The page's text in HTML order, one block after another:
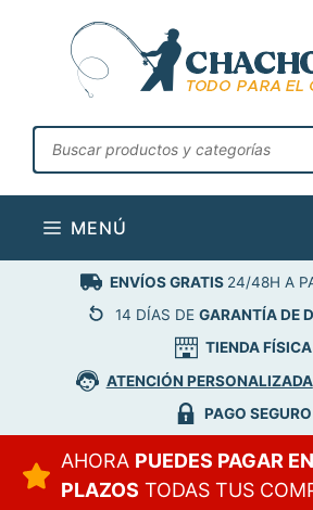
contenido
Búsqueda
de
productos
MENÚ
ENVÍOS GRATIS 24/48H A
14 DÍAS DE GARANTÍA DE
TIENDA FÍSICA
ATENCIÓN PERSONALIZADA
PAGO SEGURO
AHORA PUEDES PAGAR
PLAZOS TODAS TUS